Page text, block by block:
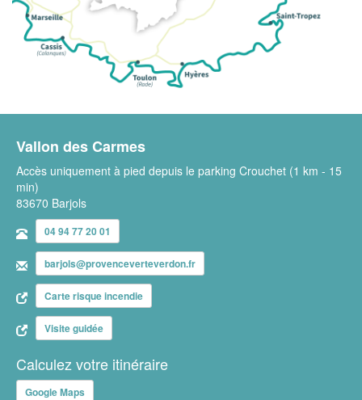
Vallon des Carmes
Accès uniquement à pied depuis le parking Crouchet (1 km - 15
min)
83670 Barjols
04 94 77 20 01
barjols@provenceverteverdon.fr
Carte risque incendie
Visite guidée
Calculez votre itinéraire
Google Maps